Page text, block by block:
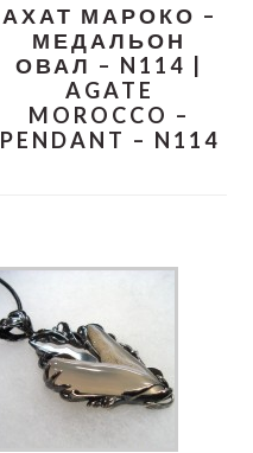
АХАТ МАРОКО –
МЕДАЛЬОН
ОВАЛ – N114 |
AGATE
MOROCCO –
PENDANT – N114